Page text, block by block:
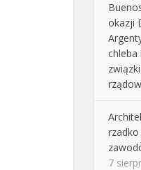
okazji
chleba
7